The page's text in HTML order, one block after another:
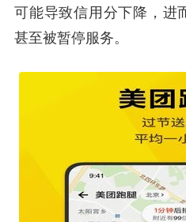
可能导致信用分下降，进
甚至被暂停服务。